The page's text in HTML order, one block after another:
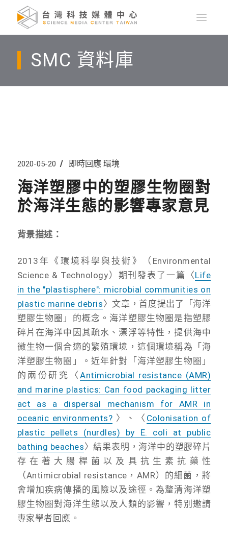
SMC 資料庫
2020-05-20 即時回應 環境
海洋塑膠中的塑膠生物圈對
於海洋生態的影響專家意見
背景描述：
2013年《環境科學與技術》（Environmental
Science & Technology）期刊發表了一篇〈Life
in the "plastisphere": microbial communities on
plastic marine debris〉文章，首度提出了「海洋
塑膠生物圈」的概念。海洋塑膠生物圈是指塑膠
碎片在海洋中因其疏水、漂浮等特性，提供海中
微生物一個合適的繁殖環境，這個環境稱為「海
洋塑膠生物圈」。近年針對「海洋塑膠生物圈」
的兩份研究〈Antimicrobial resistance (AMR)
and marine plastics: Can food packaging litter
act as a dispersal mechanism for AMR in
oceanic environments? 〉、〈 Colonisation of
plastic pellets (nurdles) by E. coli at public
bathing beaches〉結果表明，海洋中的塑膠碎片
存在著大腸桿菌以及具抗生素抗藥性
（Antimicrobial resistance，AMR）的細菌，將
會增加疾病傳播的風險以及途徑。為釐清海洋塑
膠生物圈對海洋生態以及人類的影響，特別邀請
專家學者回應。